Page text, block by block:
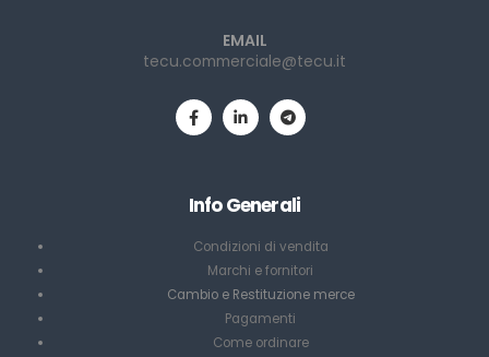
EMAIL
tecu.commerciale@tecu.it
Info Generali
Condizioni di vendita
Marchi e fornitori
Cambio e Restituzione merce
Pagamenti
Come ordinare